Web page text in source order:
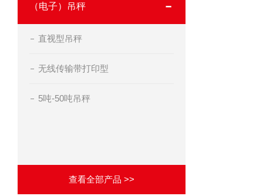
（电子）吊秤
直视型吊秤
无线传输带打印型
5吨-50吨吊秤
查看全部产品 >>